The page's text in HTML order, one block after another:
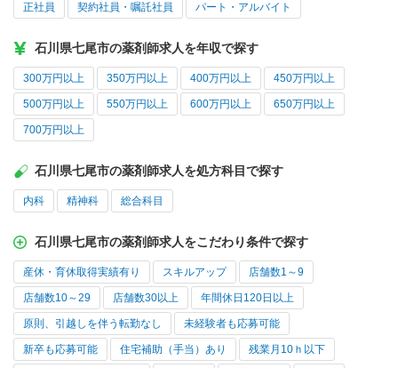
正社員 契約社員・嘱託社員 パート・アルバイト
石川県七尾市の薬剤師求人を年収で探す
300万円以上 350万円以上 400万円以上 450万円以上
500万円以上 550万円以上 600万円以上 650万円以上
700万円以上
石川県七尾市の薬剤師求人を処方科目で探す
内科 精神科 総合科目
石川県七尾市の薬剤師求人をこだわり条件で探す
産休・育休取得実績有り スキルアップ 店舗数1～9
店舗数10～29 店舗数30以上 年間休日120日以上
原則、引越しを伴う転勤なし 未経験者も応募可能
新卒も応募可能 住宅補助（手当）あり 残業月10ｈ以下